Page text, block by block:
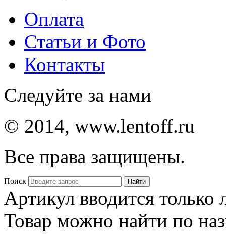
Оплата
Статьи и Фото
Контакты
Следуйте за нами
© 2014, www.lentoff.ru
Все права защищены.
Поиск
Артикул вводится
Товар можно найти по